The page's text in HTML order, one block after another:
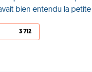
bien entendu la
3 712